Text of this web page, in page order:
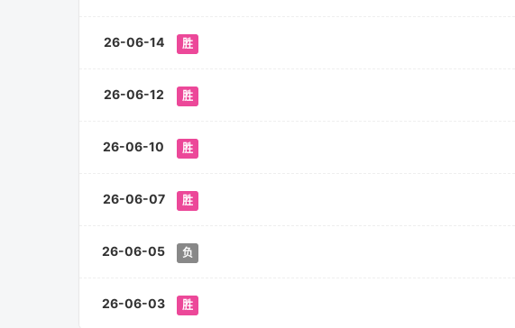
26-06-14 胜
26-06-12 胜
26-06-10 胜
26-06-07 胜
26-06-05 负
26-06-03 胜